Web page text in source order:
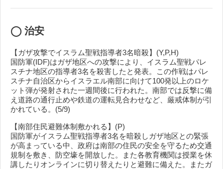
◯ 治安
【ガザ攻撃でイスラム聖戦指導者3名暗殺】(Y,P,H)
国防軍(IDF)はガザ地区への攻撃により、イスラム聖戦パレ
スチナ地区の指導者3名を殺害したと発表。この作戦はパレ
スチナ自治区からイスラエル南部に向けて100発以上のロケ
ット弾が発射された一週間後に行われた。南部では反撃に備
え道路の通行止めや鉄道の運転見合わせなど、厳戒体制が引
かれている。(5/9)
【南部住民避難体制敷かれる】(P)
国防軍がイスラム聖戦指導者3名を暗殺しガザ地区との緊張
が高まっている中、政府は南部の住民の安全を守るため交通
規制を敷き、防空壕を開放した。また各教育機関は授業を休
講したりオンラインに切り替えたりと避難に備えた。またガ